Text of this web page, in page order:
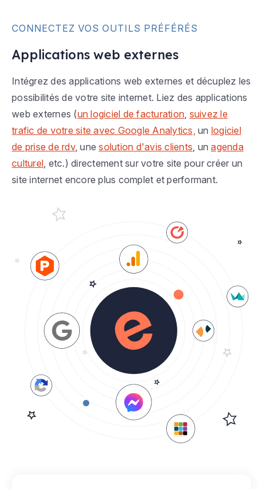
CONNECTEZ VOS OUTILS PRÉFÉRÉS
Applications web externes
Intégrez des applications web externes et décuplez les
possibilités de votre site internet. Liez des applications
web externes (un logiciel de facturation, suivez le
trafic de votre site avec Google Analytics, un logiciel
de prise de rdv, unesolution d'avis clients, unagenda
culturel, etc.) directement sur votre site pour créer un
site internet encore plus complet et performant.